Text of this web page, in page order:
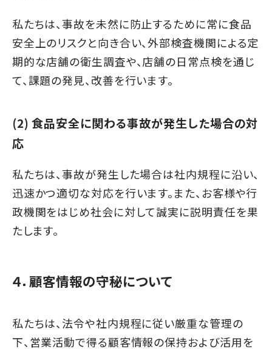
私たちは、事故を未然に防止するために常に食品
安全上のリスクと向き合い、外部検査機関による定
期的な店舗の衛生調査や、店舗の日常点検を通じ
て、課題の発見、改善を行います。
(2) 食品安全に関わる事故が発生した場合の対
応
私たちは、事故が発生した場合は社内規程に沿い、
迅速かつ適切な対応を行います。また、お客様や行
政機関をはじめ社会に対して誠実に説明責任を果
たします。
４．顧客情報の守秘について
私たちは、法令や社内規程に従い厳重な管理の
下、営業活動で得る顧客情報の保持および活用を